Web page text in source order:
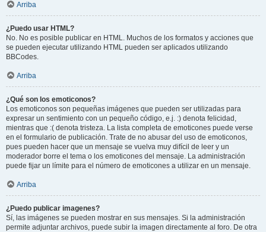
Arriba
¿Puedo usar HTML?
No. No es posible publicar en HTML. Muchos de los formatos y acciones que
se pueden ejecutar utilizando HTML pueden ser aplicados utilizando
BBCodes.
Arriba
¿Qué son los emoticonos?
Los emoticonos son pequeñas imágenes que pueden ser utilizadas para
expresar un sentimiento con un pequeño código, e.j. :) denota felicidad,
mientras que :( denota tristeza. La lista completa de emoticones puede verse
en el formulario de publicación. Trate de no abusar del uso de emoticonos,
pues pueden hacer que un mensaje se vuelva muy difícil de leer y un
moderador borre el tema o los emoticones del mensaje. La administración
puede fijar un límite para el número de emoticones a utilizar en un mensaje.
Arriba
¿Puedo publicar imagenes?
Sí, las imágenes se pueden mostrar en sus mensajes. Si la administración
permite adjuntar archivos, puede subir la imagen directamente al foro. De otra